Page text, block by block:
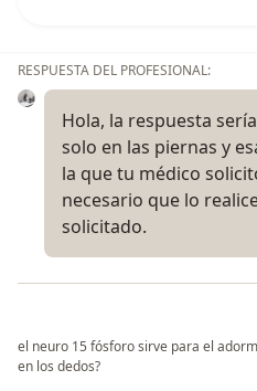
RESPUESTA DEL PROFESIONAL:
Hola, la respuesta
solo en las piernas y
la que tu médico
necesario que lo
solicitado.
el neuro 15 fósforo sirve para el
en los dedos?